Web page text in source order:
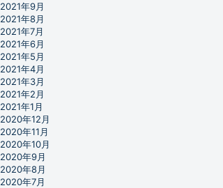
2021年9月
2021年8月
2021年7月
2021年6月
2021年5月
2021年4月
2021年3月
2021年2月
2021年1月
2020年12月
2020年11月
2020年10月
2020年9月
2020年8月
2020年7月